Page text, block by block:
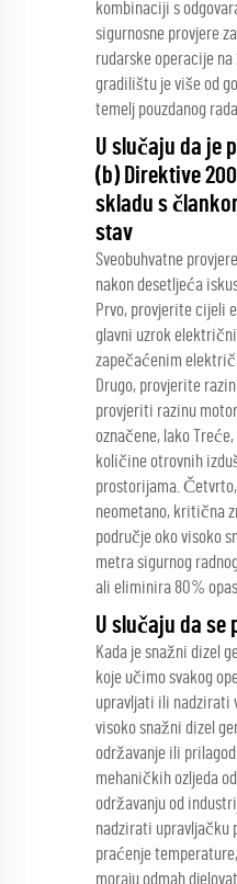
kombinaciji s
sigurnosne provjere
rudarske operacije
gradilištu je više od
temelj pouzdanog
U slučaju da je
(b) Direktive
skladu s
stav
Sveobuhvatne
nakon desetljeća
Prvo, provjerite cijeli
glavni uzrok
zapečaćenim
Drugo, provjerite
provjeriti razinu
označene, lako
količine otrovnih
prostorijama.
neometano, kritična
područje oko visoko
metra sigurnog
ali eliminira 80%
U slučaju da se
Kada je snažni dizel
koje učimo svakog
upravljati ili nadzirati
visoko snažni dizel
održavanje ili
mehaničkih ozljeda
održavanju od
nadzirati upravljačku
praćenje
moraju odmah